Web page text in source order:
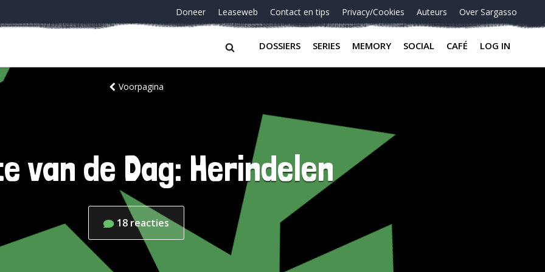
Doneer Leaseweb Contact en tips Privacy/Cookies Auteurs Over Sargasso
DOSSIERS SERIES MEMORY SOCIAL CAFÉ LOG IN
Voorpagina
van de Dag: Herindelen
18 reacties